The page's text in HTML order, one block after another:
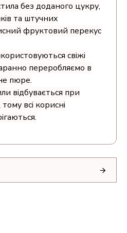
без доданого цукру,
та штучних
фруктовий перекус
свіжі
переробляємо в
пюре.
відбувається при
всі корисні